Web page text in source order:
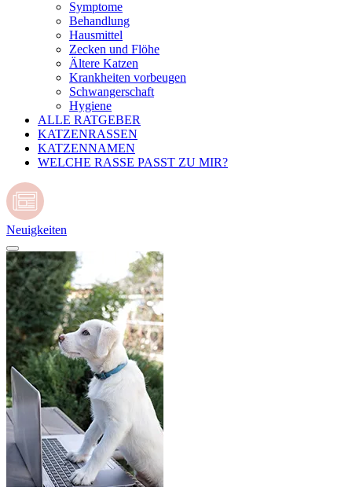
Symptome
Behandlung
Hausmittel
Zecken und Flöhe
Ältere Katzen
Krankheiten vorbeugen
Schwangerschaft
Hygiene
ALLE RATGEBER
KATZENRASSEN
KATZENNAMEN
WELCHE RASSE PASST ZU MIR?
Neuigkeiten